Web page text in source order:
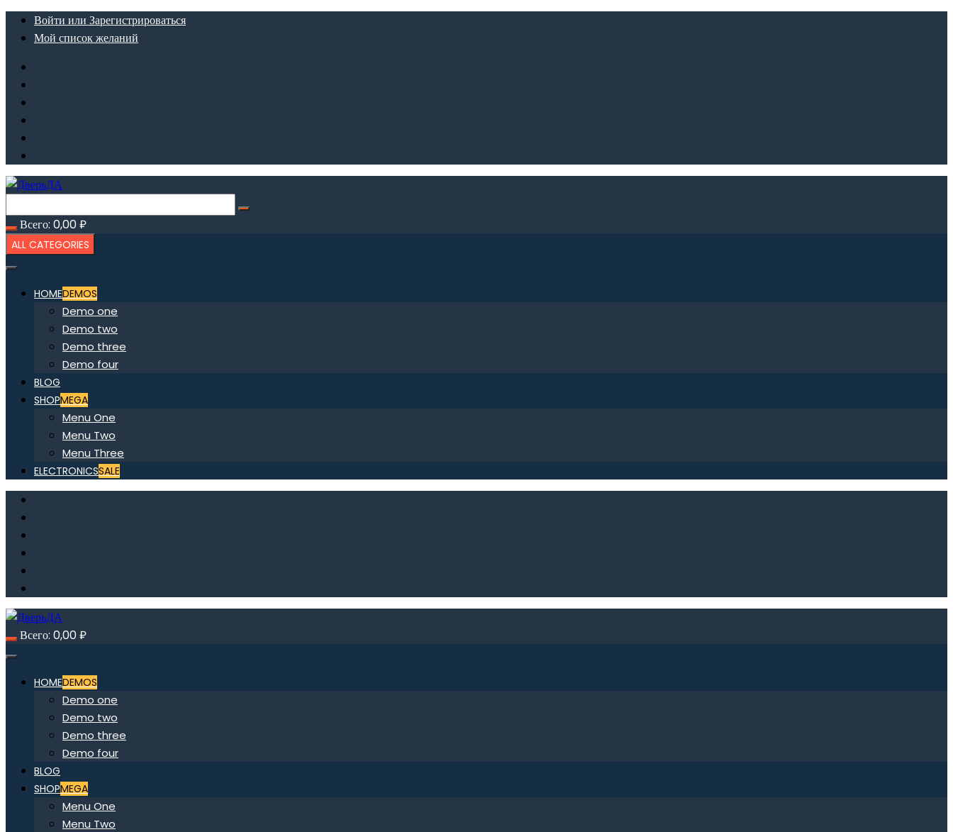
ПерейтиВойти или Зарегистрироваться
Мой список желаний
Всего: 0,00₽
ALL CATEGORIES
HOMEDEMOS
Demo one
Demo two
Demo three
Demo four
BLOG
SHOPMEGA
Menu One
Menu Two
Menu Three
ELECTRONICSSALE
Всего: 0,00₽
HOMEDEMOS
Demo one
Demo two
Demo three
Demo four
BLOG
SHOPMEGA
Menu One
Menu Two